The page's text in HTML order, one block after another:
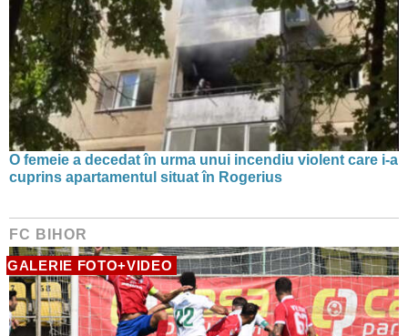
O femeie a decedat în urma unui incendiu violent care i-a
cuprins apartamentul situat în Rogerius
FC BIHOR
GALERIE FOTO+VIDEO